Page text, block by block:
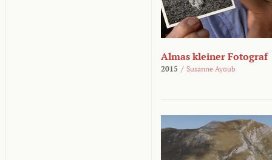
Almas kleiner Fotograf
2015 / Susanne Ayoub